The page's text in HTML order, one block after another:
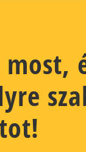
most,